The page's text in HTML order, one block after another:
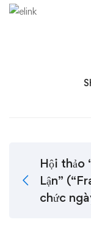
Hội thảo
Lận”
chức